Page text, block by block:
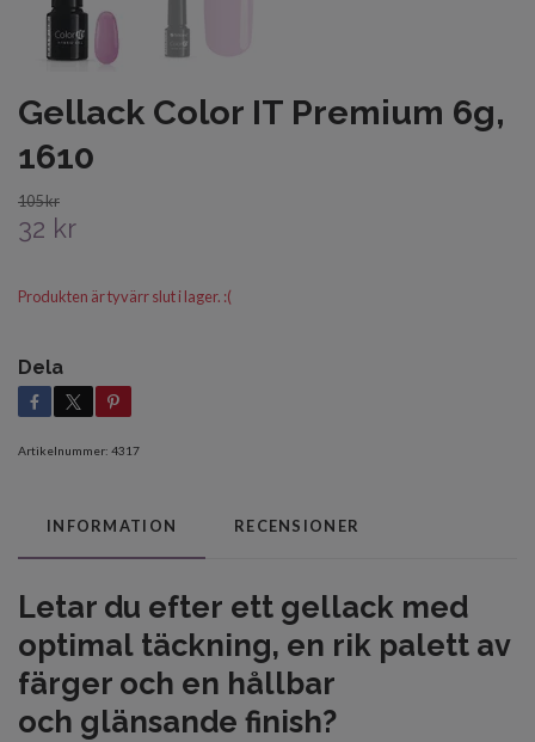
Gellack Color IT Premium 6g,
1610
105 kr
32 kr
Produkten är tyvärr slut i lager. :(
Dela
Artikelnummer: 4317
INFORMATION RECENSIONER
Letar du efter ett gellack med
optimal täckning, en rik palett av
färger och en hållbar
och glänsande finish?